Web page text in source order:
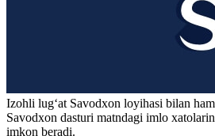
Izohli lugʻat Savodxon loyihasi bilan
Savodxon dasturi matndagi imlo
imkon beradi.